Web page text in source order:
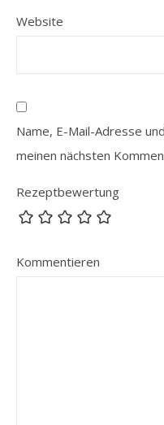
Website
Name, E-Mail-Adresse
meinen nächsten
Rezeptbewertung
Kommentieren